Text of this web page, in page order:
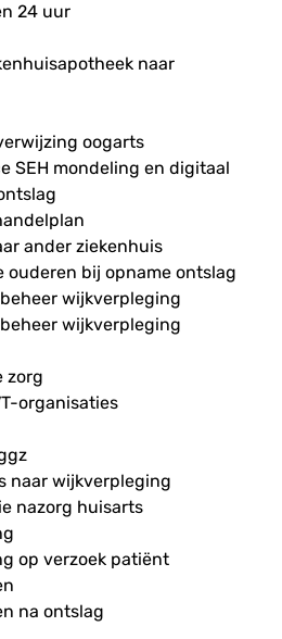
24 uur
naar
oogarts
SEH mondeling en digitaal
ander ziekenhuis
bij opname ontslag
wijkverpleging
wijkverpleging
zorg
organisaties
naar wijkverpleging
nazorg huisarts
op verzoek patiënt
na ontslag